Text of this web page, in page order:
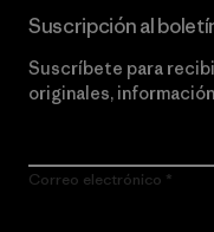
Suscripción al
Suscríbete para
originales,
Correo electrónico